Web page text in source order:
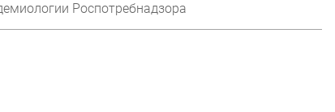
Роспотребнадзора